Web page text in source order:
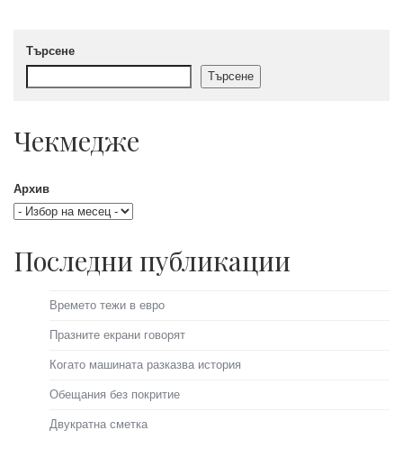
Търсене
Търсене
Чекмедже
Архив
Последни публикации
Времето тежи в евро
Празните екрани говорят
Когато машината разказва история
Обещания без покритие
Двукратна сметка